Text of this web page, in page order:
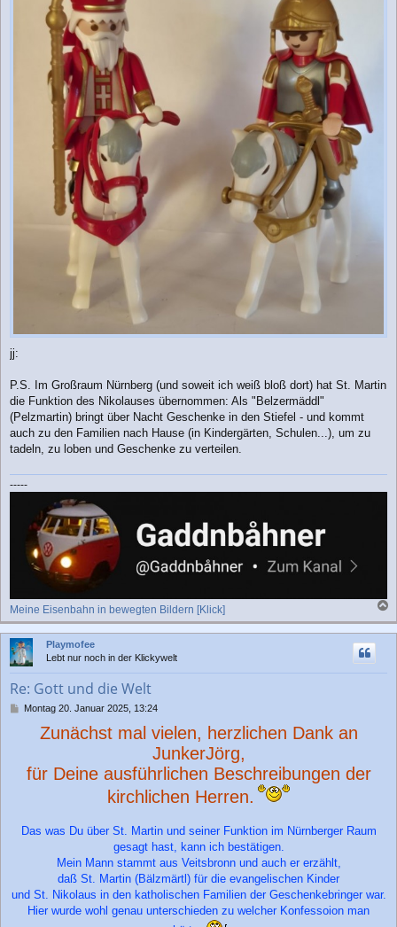
jj:
P.S. Im Großraum Nürnberg (und soweit ich weiß bloß dort) hat St. Martin
die Funktion des Nikolauses übernommen: Als "Belzermäddl"
(Pelzmartin) bringt über Nacht Geschenke in den Stiefel - und kommt
auch zu den Familien nach Hause (in Kindergärten, Schulen...), um zu
tadeln, zu loben und Geschenke zu verteilen.
-----
Meine Eisenbahn in bewegten Bildern [Klick]
a
c
Playmofee
Lebt nur noch in der Klickywelt
Re: Gott und die Welt
BMontag 20. Januar 2025, 13:24
Zunächst mal vielen, herzlichen Dank an
JunkerJörg,
für Deine ausführlichen Beschreibungen der
kirchlichen Herren.
Das was Du über St. Martin und seiner Funktion im Nürnberger Raum
gesagt hast, kann ich bestätigen.
Mein Mann stammt aus Veitsbronn und auch er erzählt,
daß St. Martin (Bälzmärtl) für die evangelischen Kinder
und St. Nikolaus in den katholischen Familien der Geschenkebringer war.
Hier wurde wohl genau unterschieden zu welcher Konfessoion man